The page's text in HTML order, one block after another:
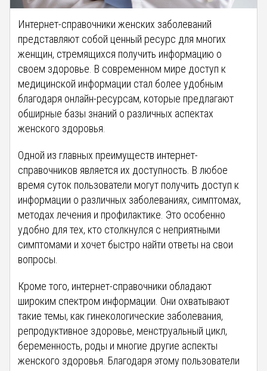
Интернет-справочники женских заболеваний
представляют собой ценный ресурс для многих
женщин, стремящихся получить информацию о
своем здоровье. В современном мире доступ к
медицинской информации стал более удобным
благодаря онлайн-ресурсам, которые предлагают
обширные базы знаний о различных аспектах
женского здоровья.
Одной из главных преимуществ интернет-
справочников является их доступность. В любое
время суток пользователи могут получить доступ к
информации о различных заболеваниях, симптомах,
методах лечения и профилактике. Это особенно
удобно для тех, кто столкнулся с неприятными
симптомами и хочет быстро найти ответы на свои
вопросы.
Кроме того, интернет-справочники обладают
широким спектром информации. Они охватывают
такие темы, как гинекологические заболевания,
репродуктивное здоровье, менструальный цикл,
беременность, роды и многие другие аспекты
женского здоровья. Благодаря этому пользователи